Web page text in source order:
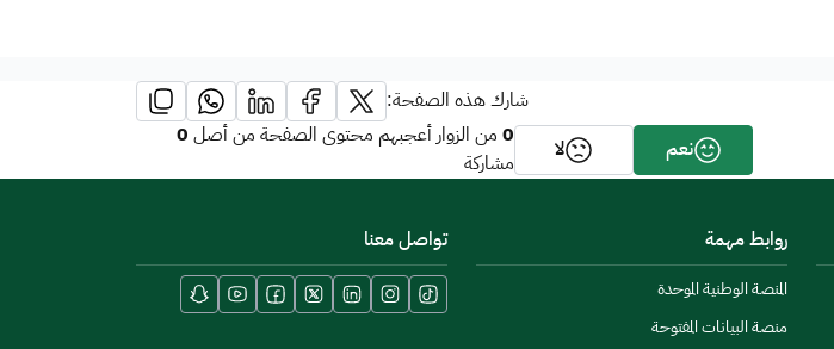
شارك هذه الصفحة:
نعم لا 0من الزوار أعجبهم محتوى الصفحة من أصل0
مشاركة
روابط مهمة
المنصة الوطنية الموحدة
منصة البيانات المفتوحة
تواصل معنا